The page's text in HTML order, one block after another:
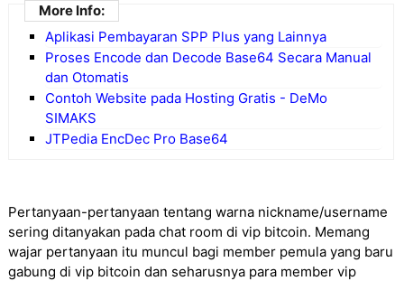
More Info:
Aplikasi Pembayaran SPP Plus yang Lainnya
Proses Encode dan Decode Base64 Secara Manual
dan Otomatis
Contoh Website pada Hosting Gratis - DeMo
SIMAKS
JTPedia EncDec Pro Base64
Pertanyaan-pertanyaan tentang warna nickname/username
sering ditanyakan pada chat room di vip bitcoin. Memang
wajar pertanyaan itu muncul bagi member pemula yang baru
gabung di vip bitcoin dan seharusnya para member vip